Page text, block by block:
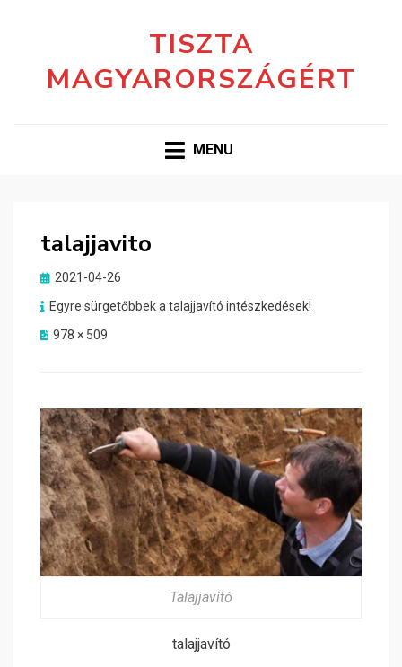
TISZTA
MAGYARORSZÁGÉRT
MENU
talajjavito
Posted
2021-04-26
Egyre sürgetőbbek a talajjavító intészkedések!
978 × 509
Talajjavító
talajjavító